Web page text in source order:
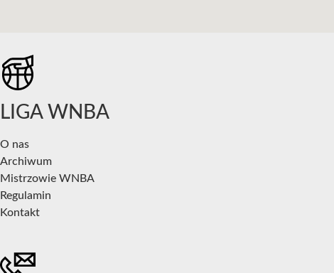
LIGA WNBA
O nas
Archiwum
Mistrzowie WNBA
Regulamin
Kontakt